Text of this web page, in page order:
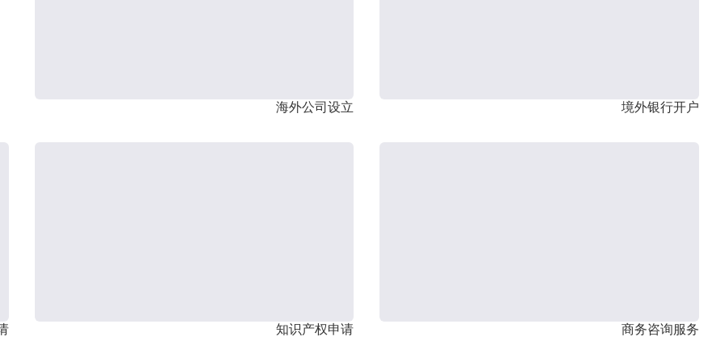
海外公司设立 境外银行开户
知识产权申请 商务咨询服务